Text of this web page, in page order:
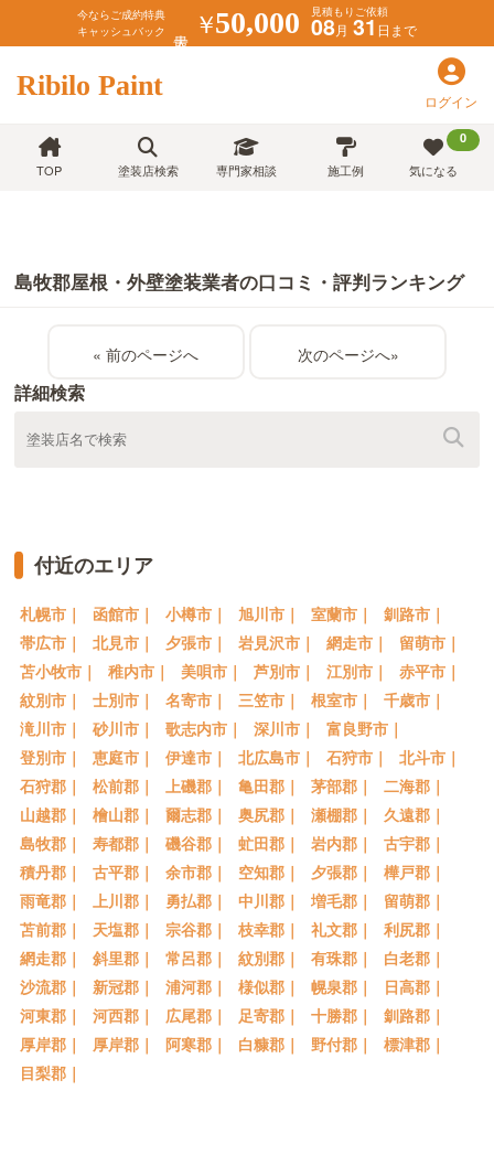
今ならご成約特典
キャッシュバック
￥50,000 見積もりご依頼
08月 31日まで
Ribilo Paint ログイン
TOP 塗装店検索 専門家相談 施工例
0
気になる
島牧郡屋根・外壁塗装業者の口コミ・評判ランキング
詳細検索
« »
付近のエリア
札幌市｜ 函館市｜ 小樽市｜ 旭川市｜ 室蘭市｜
釧路市｜
帯広市｜
北見市｜ 夕張市｜ 岩見沢市｜ 網走市｜
留萌市｜
苫小牧市｜
稚内市｜ 美唄市｜ 芦別市｜ 江別市｜
赤平市｜
紋別市｜
士別市｜ 名寄市｜ 三笠市｜ 根室市｜
千歳市｜
滝川市｜
砂川市｜ 歌志内市｜ 深川市｜
富良野市｜
登別市｜
恵庭市｜ 伊達市｜ 北広島市｜ 石狩市｜
北斗市｜
石狩郡｜
松前郡｜ 上磯郡｜ 亀田郡｜ 茅部郡｜
二海郡｜
山越郡｜
檜山郡｜ 爾志郡｜ 奥尻郡｜ 瀬棚郡｜
久遠郡｜
島牧郡｜
寿都郡｜ 磯谷郡｜ 虻田郡｜ 岩内郡｜
古宇郡｜
積丹郡｜
古平郡｜ 余市郡｜ 空知郡｜ 夕張郡｜
樺戸郡｜
雨竜郡｜
上川郡｜ 勇払郡｜ 中川郡｜ 増毛郡｜
留萌郡｜
苫前郡｜
天塩郡｜ 宗谷郡｜ 枝幸郡｜ 礼文郡｜
利尻郡｜
網走郡｜
斜里郡｜ 常呂郡｜ 紋別郡｜ 有珠郡｜
白老郡｜
沙流郡｜
新冠郡｜ 浦河郡｜ 様似郡｜ 幌泉郡｜
日高郡｜
河東郡｜
河西郡｜ 広尾郡｜ 足寄郡｜ 十勝郡｜
釧路郡｜
厚岸郡｜
厚岸郡｜ 阿寒郡｜ 白糠郡｜ 野付郡｜
標津郡｜
目梨郡｜